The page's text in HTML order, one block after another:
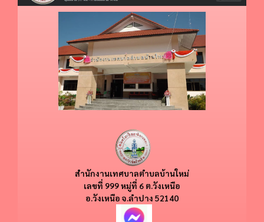
สำนักงานเทศบาลตำบลบ้านใหม่
​​เลขที่ 999 หมู่ที่ 6 ต.วังเหนือ
อ.วังเหนือ จ.ลำปาง 52140